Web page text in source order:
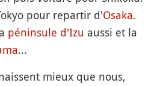
pour repartir d'Osaka.
péninsule d'Izu aussi et la
...
mieux que nous,